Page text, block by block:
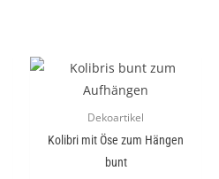
Dekoartikel
Kolibri mit Öse zum Hängen
bunt